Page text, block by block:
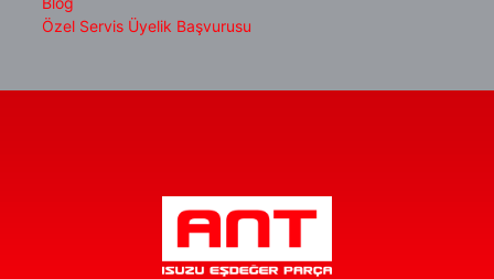
Özel Servis Üyelik Başvurusu